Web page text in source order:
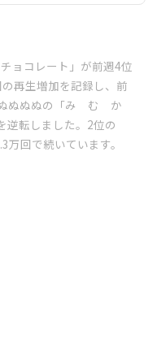
ョコレート」が前週4位
再生増加を記録し、前
ぬぬぬぬの「み む か
しました。2位の
万回で続いています。